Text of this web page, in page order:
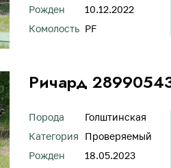
Рожден
10.12.2022
Комолость PF
Ричард
Порода
Голштинская
Категория
Проверяемый
Рожден
18.05.2023